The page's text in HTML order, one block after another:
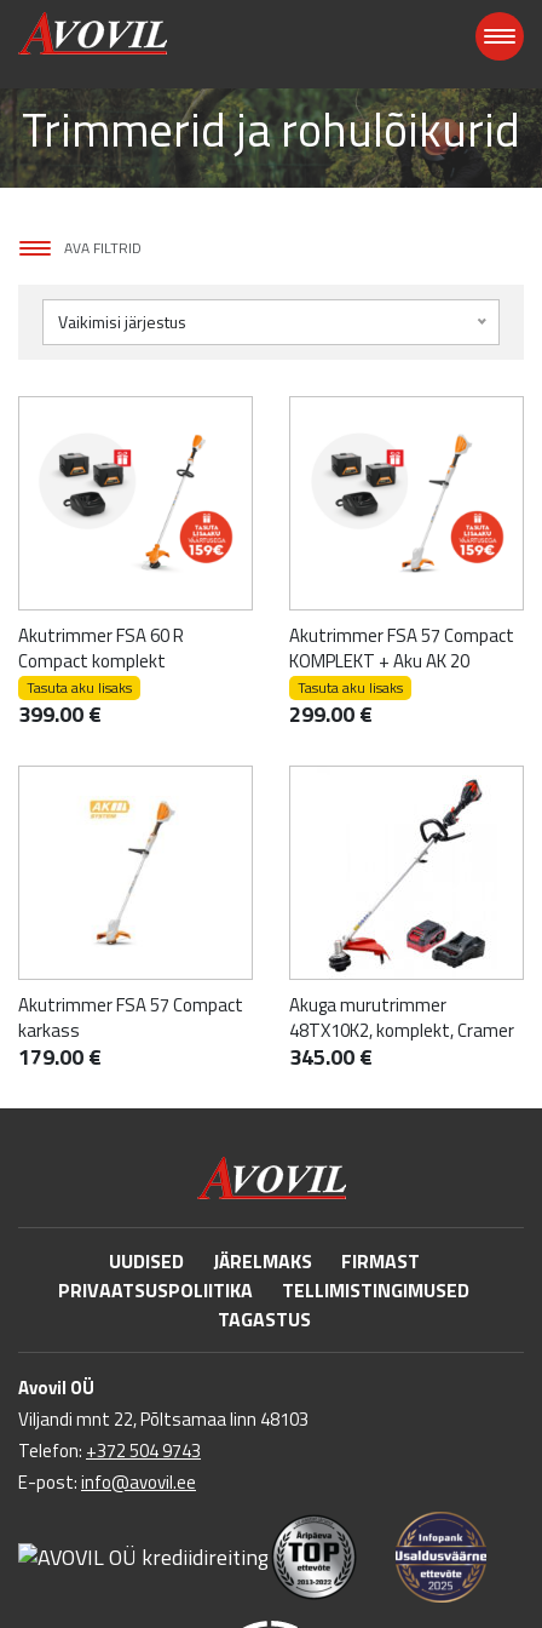
Trimmerid ja rohulõikurid
AVA FILTRID
Vaikimisi järjestus
Akutrimmer FSA 60 R
Compact komplekt
Tasuta aku lisaks
399.00€
Akutrimmer FSA 57 Compact
KOMPLEKT + Aku AK 20
Tasuta aku lisaks
299.00€
Akutrimmer FSA 57 Compact
karkass
179.00€
Akuga murutrimmer
48TX10K2, komplekt, Cramer
345.00€
UUDISED JÄRELMAKS
FIRMAST
PRIVAATSUSPOLIITIKA
TELLIMISTINGIMUSED
TAGASTUS
Avovil OÜ
Viljandi mnt 22, Põltsamaa linn 48103
Telefon: +372 504 9743
E-post:info@avovil.ee